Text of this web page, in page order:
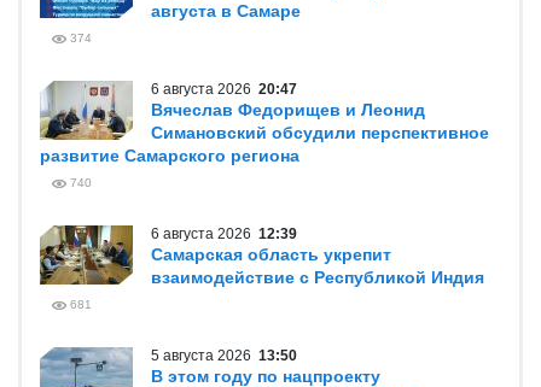
августа в Самаре
374
6 августа 2026 20:47
Вячеслав Федорищев и Леонид
Симановский обсудили перспективное
развитие Самарского региона
740
6 августа 2026 12:39
Самарская область укрепит
взаимодействие с Республикой Индия
681
5 августа 2026 13:50
В этом году по нацпроекту